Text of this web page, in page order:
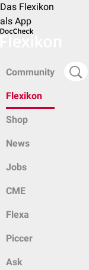
Das Flexikon
als App
Community
Flexikon
Shop
News
Jobs
CME
Flexa
Piccer
Ask